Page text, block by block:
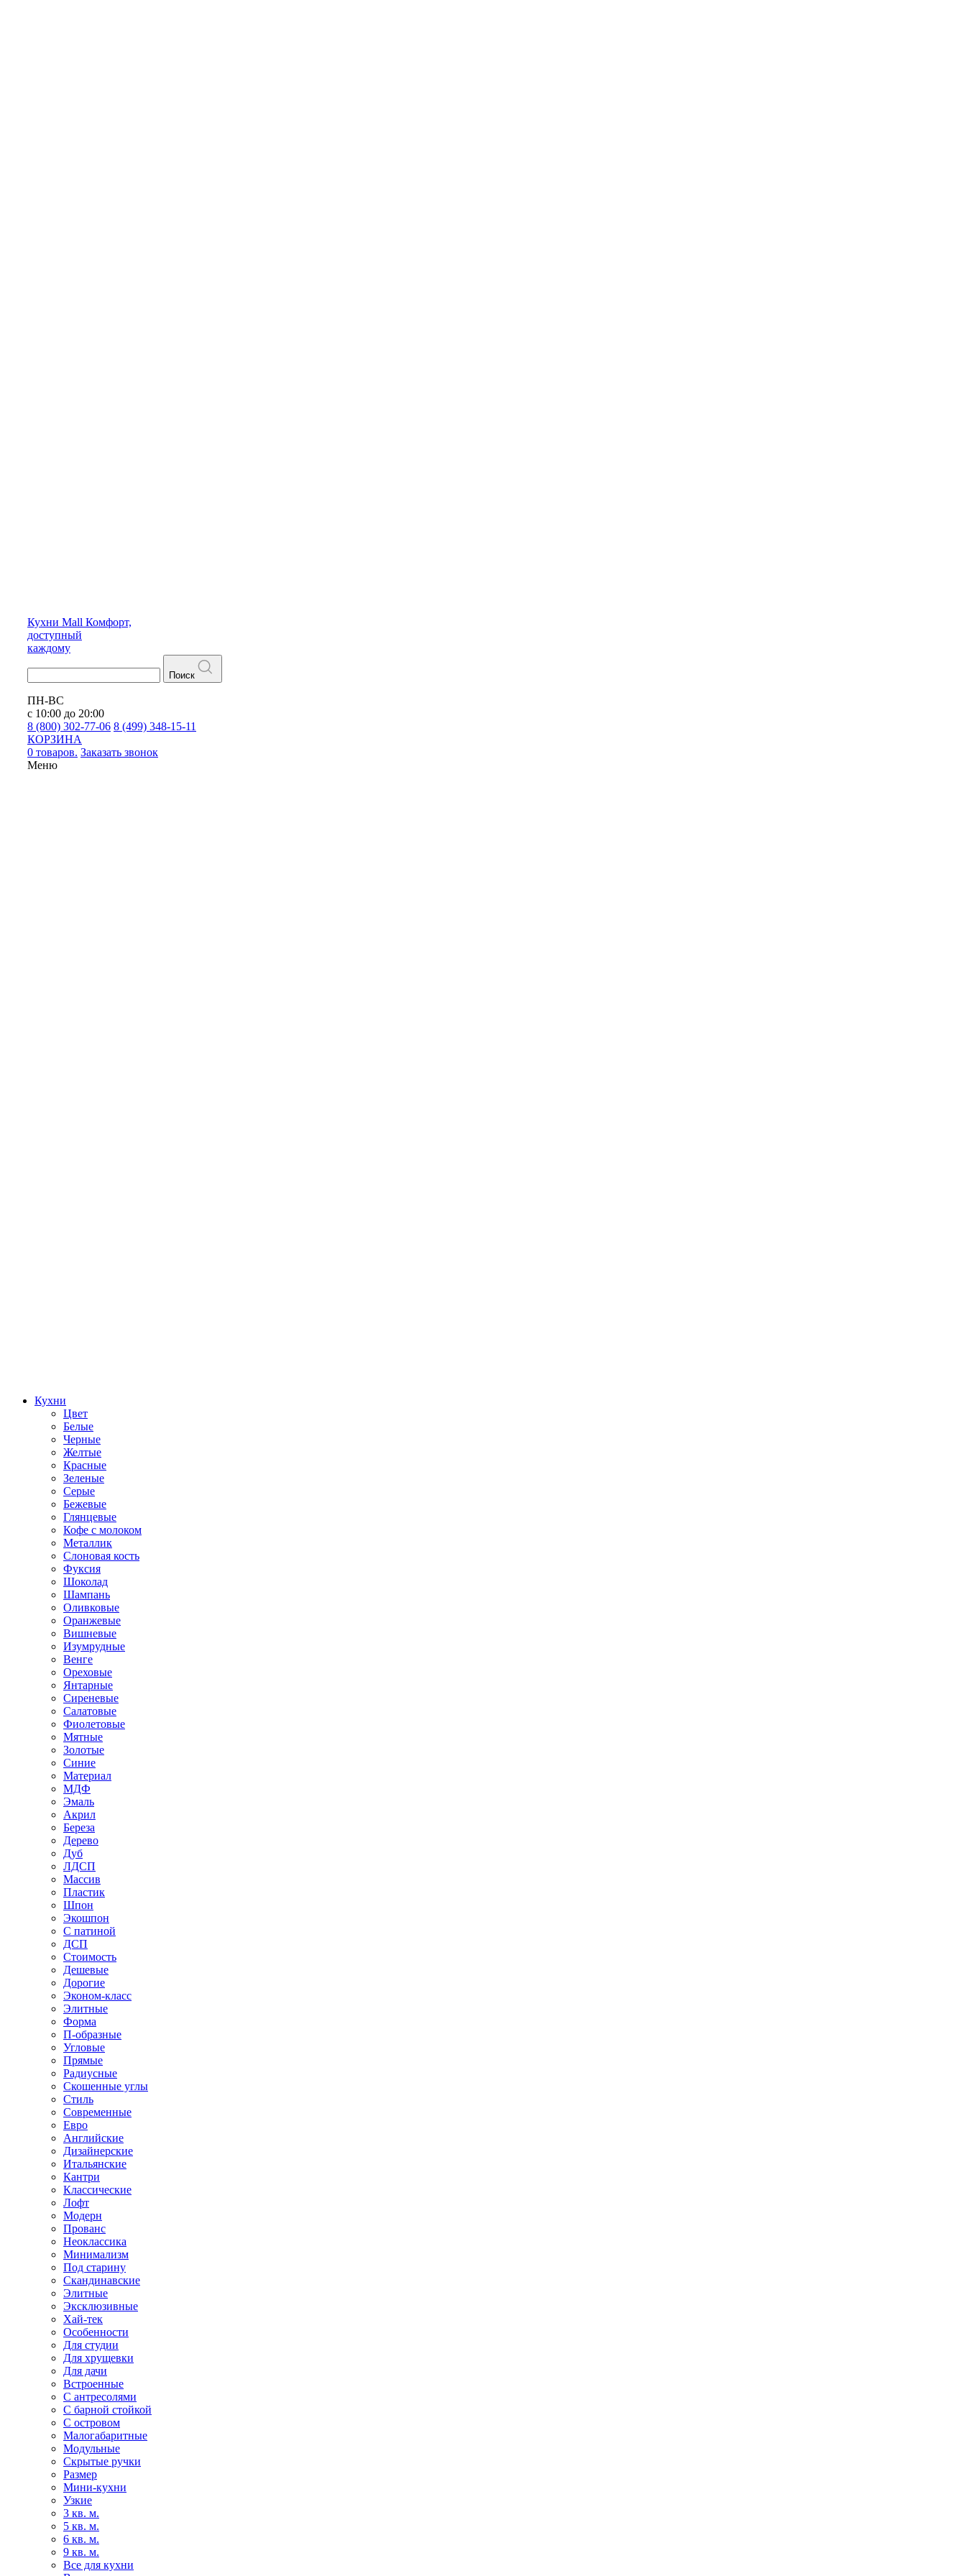
Кухни Mall Комфорт,
доступный
каждому
Поиск
ПН-ВС
с 10:00 до 20:00
8 (800) 302-77-06 8 (499) 348-15-11
КОРЗИНА
0 товаров. Заказать звонок
Меню
Кухни
Цвет
Белые
Черные
Желтые
Красные
Зеленые
Серые
Бежевые
Глянцевые
Кофе с молоком
Металлик
Слоновая кость
Фуксия
Шоколад
Шампань
Оливковые
Оранжевые
Вишневые
Изумрудные
Венге
Ореховые
Янтарные
Сиреневые
Салатовые
Фиолетовые
Мятные
Золотые
Синие
Материал
МДФ
Эмаль
Акрил
Береза
Дерево
Дуб
ЛДСП
Массив
Пластик
Шпон
Экошпон
С патиной
ДСП
Стоимость
Дешевые
Дорогие
Эконом-класс
Элитные
Форма
П-образные
Угловые
Прямые
Радиусные
Скошенные углы
Стиль
Современные
Евро
Английские
Дизайнерские
Итальянские
Кантри
Классические
Лофт
Модерн
Прованс
Неоклассика
Минимализм
Под старину
Скандинавские
Элитные
Эксклюзивные
Хай-тек
Особенности
Для студии
Для хрущевки
Для дачи
Встроенные
С антресолями
С барной стойкой
С островом
Малогабаритные
Модульные
Скрытые ручки
Размер
Мини-кухни
Узкие
3 кв. м.
5 кв. м.
6 кв. м.
9 кв. м.
Все для кухни